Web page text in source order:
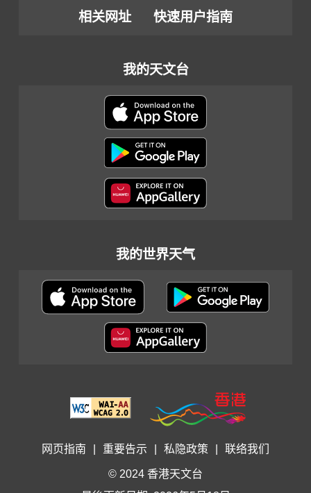
相关网址
快速用户指南
我的天文台
我的世界天气
网页指南 重要告示 私隐政策 联络我们
© 2024 香港天文台